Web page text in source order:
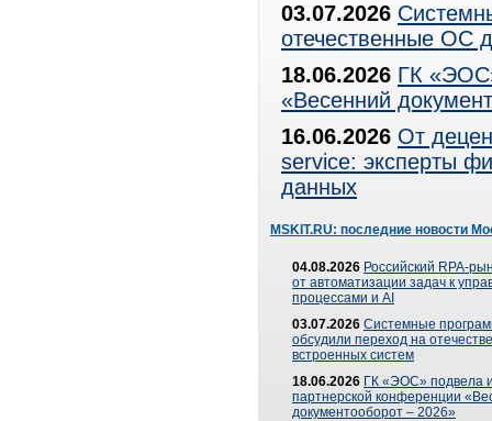
03.07.2026
отечественные ОС
18.06.2026 ГК
«Весенний
16.06.2026 От
service: эксперты
данных
MSKIT.RU: последние новости
04.08.2026 Российский RPA-
от автоматизации задач к
процессами и AI
03.07.2026 Системные
обсудили переход на
встроенных систем
18.06.2026 ГК «ЭОС» подвела
партнерской конференции
документооборот – 2026»